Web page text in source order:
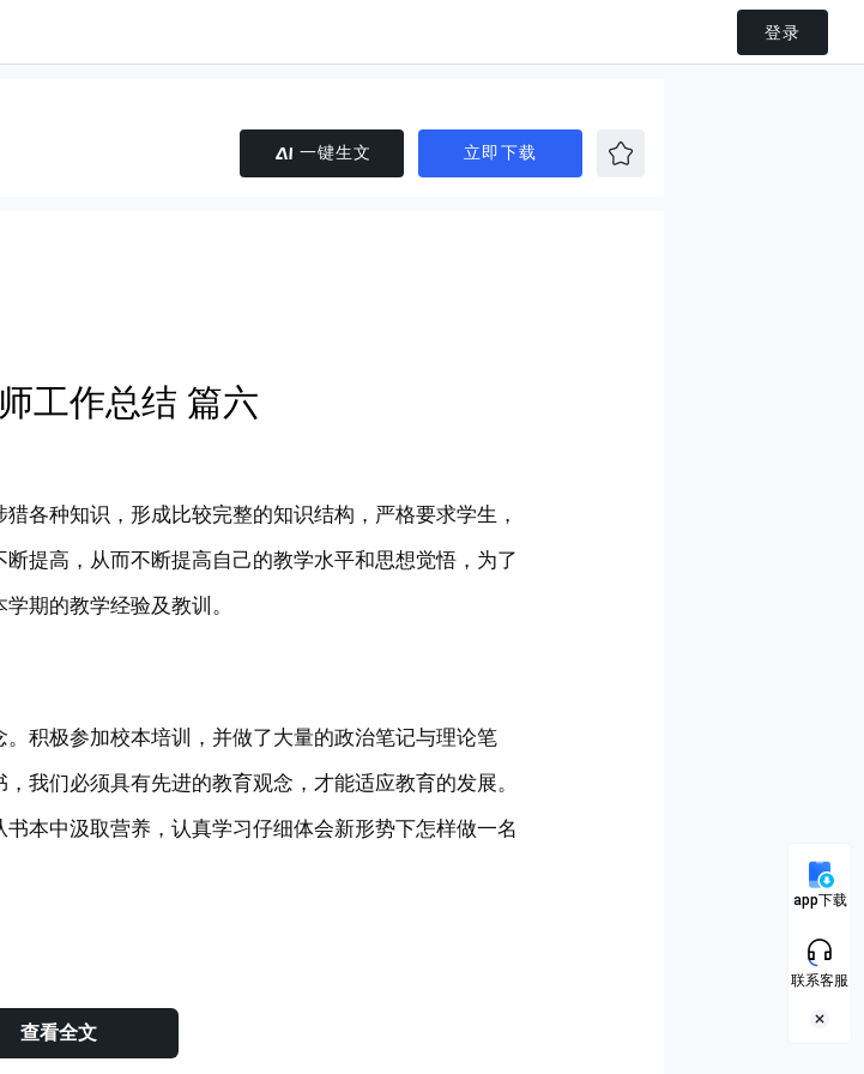
登录
app下载
联系客服
一键生文 立即下载
工作总结 篇六
种知识，形成比较完整的知识结构，严格要求学生，
提高，从而不断提高自己的教学水平和思想觉悟，为了
期的教学经验及教训。
极参加校本培训，并做了大量的政治笔记与理论笔
我们必须具有先进的教育观念，才能适应教育的发展。
本中汲取营养，认真学习仔细体会新形势下怎样做一名
查看全文